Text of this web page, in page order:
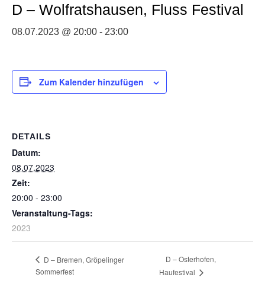
D – Wolfratshausen, Fluss Festival
08.07.2023 @ 20:00 - 23:00
Zum Kalender hinzufügen
DETAILS
Datum:
08.07.2023
Zeit:
20:00 - 23:00
Veranstaltung-Tags:
2023
D – Bremen, Gröpelinger
Sommerfest
D – Osterhofen,
Haufestival